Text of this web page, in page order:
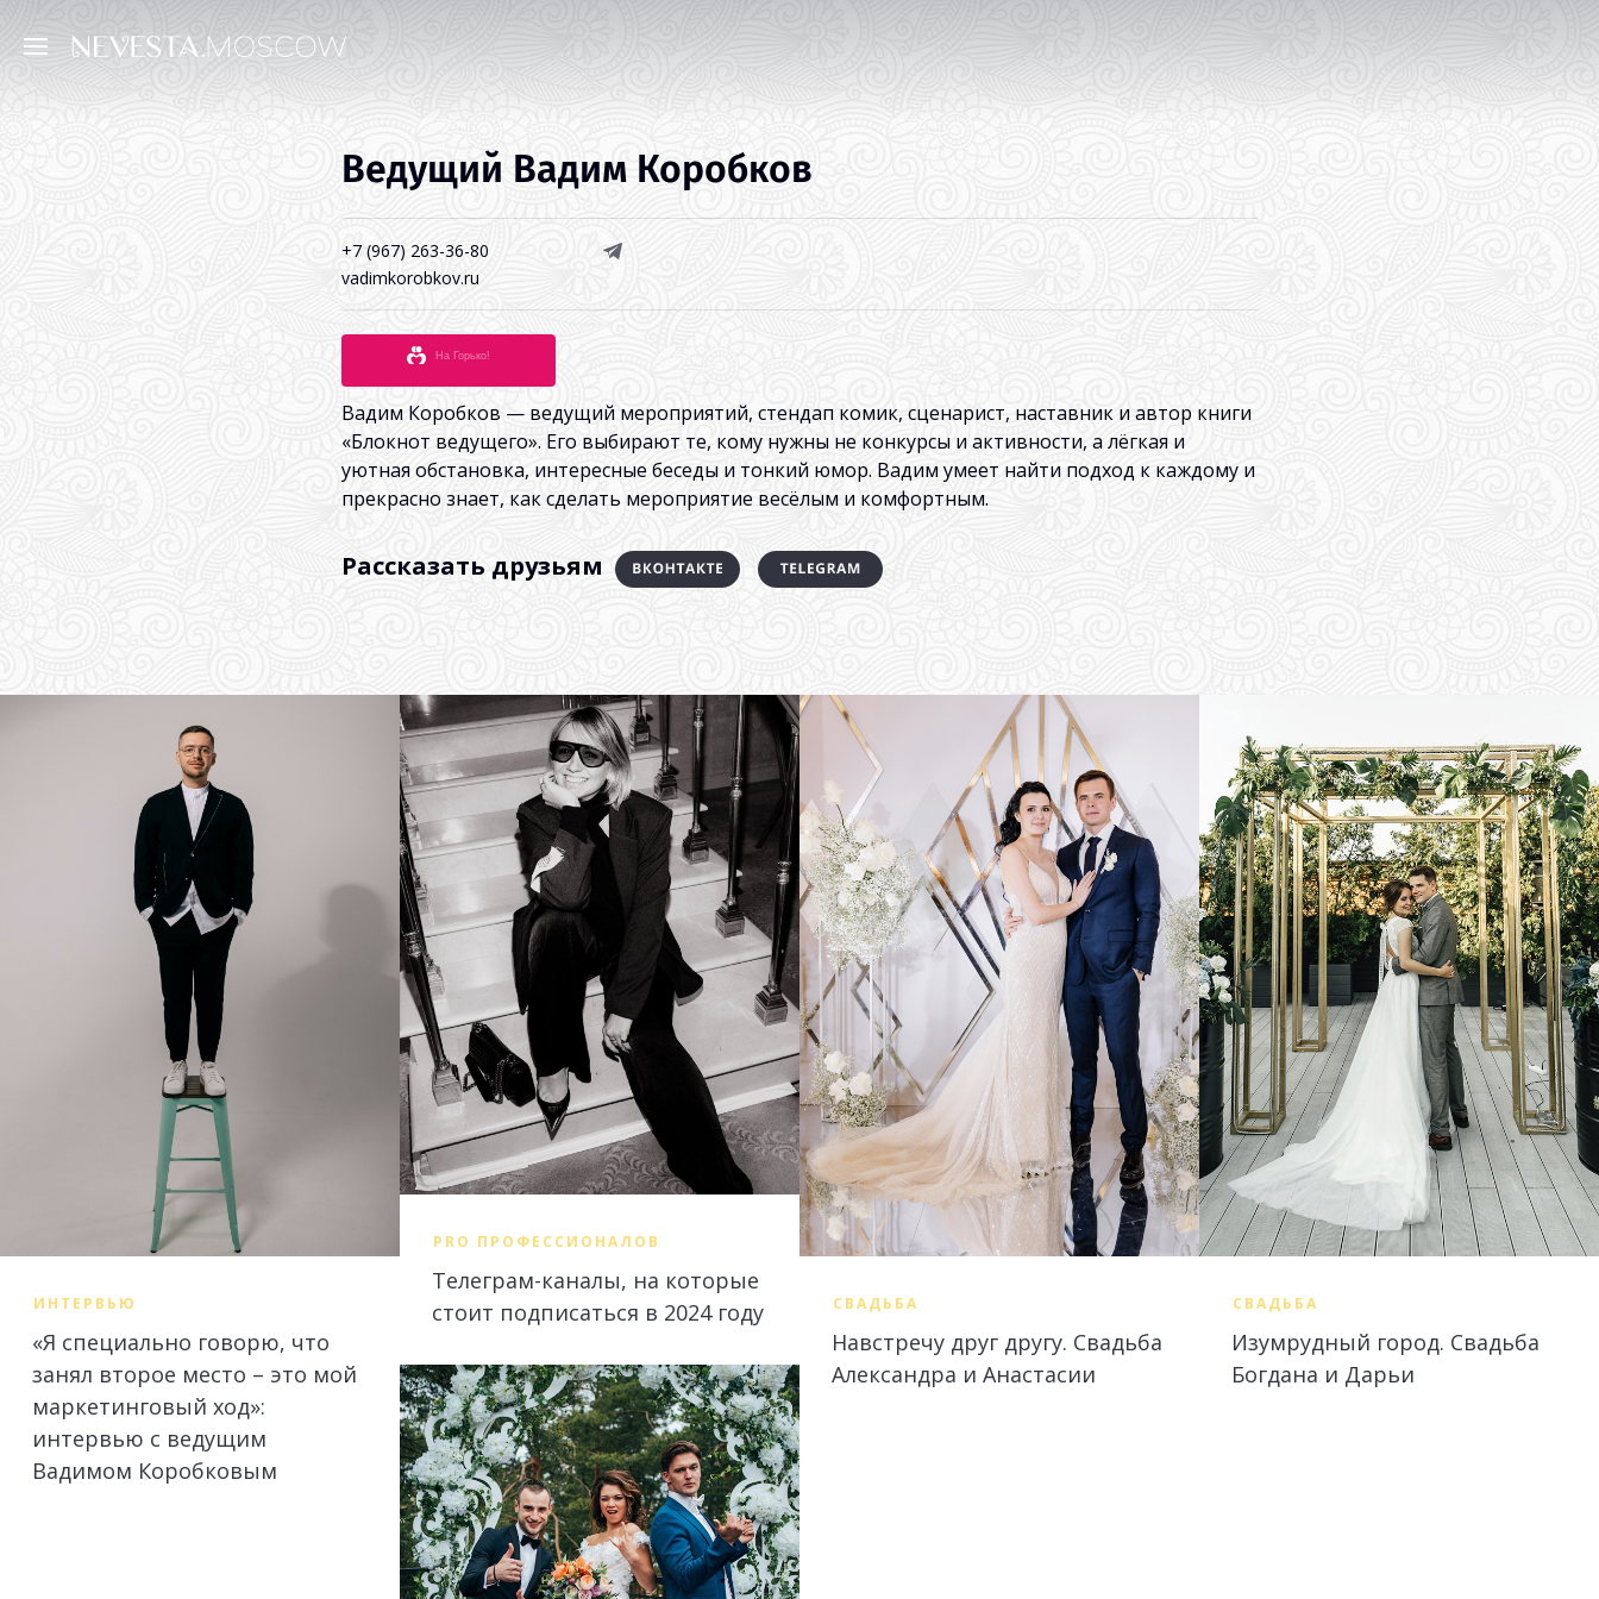
Ведущий Вадим Коробков
+7 (967) 263-36-80
vadimkorobkov.ru
На Горько!
Вадим Коробков — ведущий мероприятий, стендап комик, сценарист, наставник и автор книги
«Блокнот ведущего». Его выбирают те, кому нужны не конкурсы и активности, а лёгкая и
уютная обстановка, интересные беседы и тонкий юмор. Вадим умеет найти подход к каждому и
прекрасно знает, как сделать мероприятие весёлым и комфортным.
Рассказать друзьям
ИНТЕРВЬЮ
«Я специально говорю, что
занял второе место – это мой
маркетинговый ход»:
интервью с ведущим
Вадимом Коробковым
PRO ПРОФЕССИОНАЛОВ
Телеграм-каналы, на которые
стоит подписаться в 2024 году
СВАДЬБА
Навстречу друг другу. Свадьба
Александра и Анастасии
СВАДЬБА
Изумрудный город. Свадьба
Богдана и Дарьи